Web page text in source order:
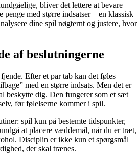
bliver det lettere at bevare
penge med større indsatser – en klassisk
dine spil nøgternt og justere, hvor
af beslutningerne
Efter et par tab kan det føles
med en større indsats. Men det er
beskytte dig. Den fungerer som et sæt
før følelserne kommer i spil.
spil kun på bestemte tidspunkter,
at placere væddemål, når du er træt,
Disciplin er ikke kun et spørgsmål
der skal trænes.